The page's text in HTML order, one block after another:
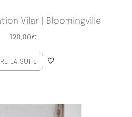
Vilar | Bloomingville
120,00€
LA SUITE